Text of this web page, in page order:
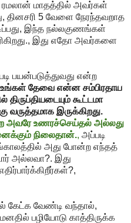
ரமலான் மாதத்தில் அவர்கள்
தினசரி 5 வேளை நேரந்தவறாத
இந்த நல்லகுணங்கள்
இது எதோ அவர்களை
பயன்படுத்துவது என்ற
உங்கள் தேவை என்ன சம்பிரதாய
கூட்டமா
வருத்தமாக இருக்கிறது.
அவரே உணரச்செய்தல் அல்லது
நிலைதான்., அப்படி
அது போன்ற எந்தத்
அல்லவா?. இது
கேட்க வேண்டி வந்தால்,
பழியோடு காத்திருக்க